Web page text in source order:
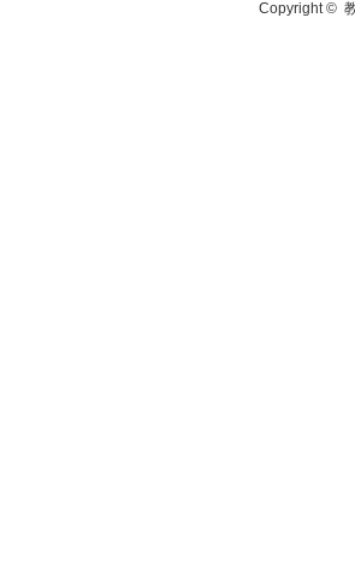
Copyright ©